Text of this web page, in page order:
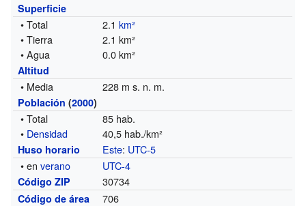
Superficie
• Total 2.1km²
• Tierra
2.1 km²
• Agua
0.0 km²
Altitud
• Media 228 m s. n. m.
Población (2000)
• Total
85 hab.
• Densidad 40,5 hab./km²
Huso horario Este: UTC-5
• enverano UTC-4
Código ZIP 30734
Código de área 706